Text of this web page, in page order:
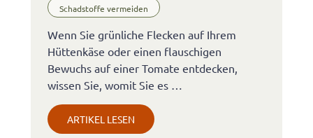
Schadstoffe vermeiden
Wenn Sie grünliche Flecken auf Ihrem
Hüttenkäse oder einen flauschigen
Bewuchs auf einer Tomate entdecken,
wissen Sie, womit Sie es …
ARTIKEL LESEN